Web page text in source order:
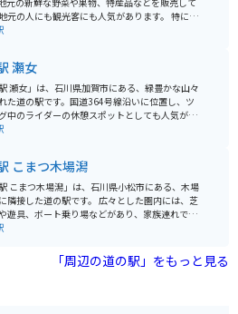
の人にも観光客にも人気があります。 特に、
米粉を使ったパンやスイーツが人気で、お土産
訪れる場合、道の駅には広い駐車場が完備され
ので安心です。周辺には、九谷焼の里として知ら
谷陶芸村」や、自然豊かな「手取峡谷」など、
ポットも点在しています。ツーリングの休憩場所
最適です。
瀬女
駅 瀬女」は、石川県加賀市にある、緑豊かな山々
た道の駅です。国道364号線沿いに位置し、ツ
中のライダーの休憩スポットとしても人気があ
所
った「瀬女そば」です。コシの強さと香りが自
れた際にはぜひ味わいたい一品です。 また、周
白山登山道の登山口の一つである「別当出合」
美が楽しめる「鶴仙渓」など、自然豊かな観光
も点在しています。バイクで訪れる際は、山道
休憩場所としても最適です。
こまつ木場潟
駅 こまつ木場潟」は、石川県小松市にある、木場
た道の駅です。 広々とした園内には、芝
遊具、ボート乗り場などがあり、家族連れで一
できます。 春には桜の名所としても知
新鮮な野菜や果物を販売する農産物直売所や、小
んや塩焼きそばなどのご当地グルメが味わえるレ
「周辺の道の駅」をもっと見る